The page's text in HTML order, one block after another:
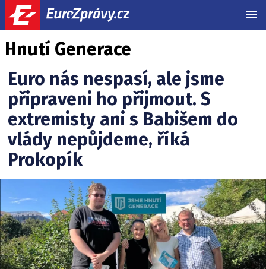
Hnutí Generace
Euro nás nespasí, ale jsme
připraveni ho přijmout. S
extremisty ani s Babišem do
vlády nepůjdeme, říká
Prokopík